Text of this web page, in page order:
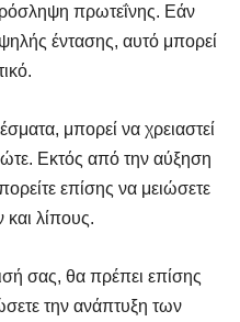
πρωτεΐνης. Εάν
έντασης, αυτό μπορεί
μπορεί να χρειαστεί
Εκτός από την αύξηση
επίσης να μειώσετε
λίπους.
σας, θα πρέπει επίσης
την ανάπτυξη των